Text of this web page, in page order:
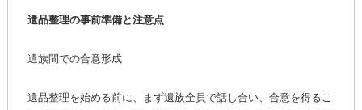
遺品整理の事前準備と注意点
遺族間での合意形成
遺品整理を始める前に、まず遺族全員で話し合い、合意を得るこ